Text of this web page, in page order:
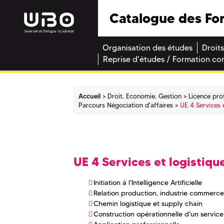
Catalogue des
Organisation des études
Reprise d'études / Formation
Accueil Droit, Economie, Gestion Licence
Parcours Négociation d'affaires
UE 4
UE 4 Services et
Initiation à l'Intelligence Artificielle
Relation production, industrie commerce
Chemin logistique et supply chain
Construction opérationnelle d'un service